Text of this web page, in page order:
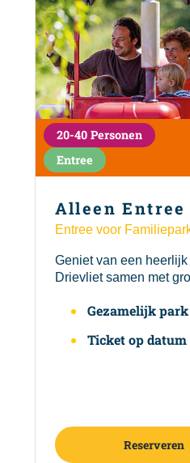
20-40 Personen
Entree
Alleen Entree
Entree voor
Geniet van een
Drievliet samen met
Gezamelijk park
Ticket op datum
Reserveren
: